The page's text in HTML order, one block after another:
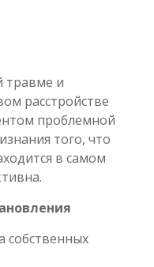
травме и
расстройстве
проблемной
того, что
в самом
собственных